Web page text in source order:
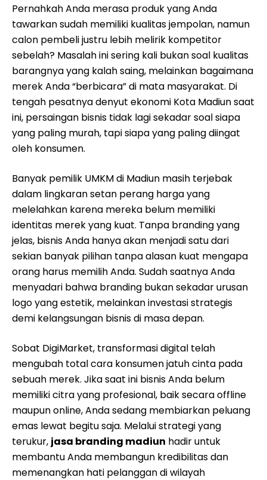
Pernahkah Anda merasa produk yang Anda
tawarkan sudah memiliki kualitas jempolan, namun
calon pembeli justru lebih melirik kompetitor
sebelah? Masalah ini sering kali bukan soal kualitas
barangnya yang kalah saing, melainkan bagaimana
merek Anda “berbicara” di mata masyarakat. Di
tengah pesatnya denyut ekonomi Kota Madiun saat
ini, persaingan bisnis tidak lagi sekadar soal siapa
yang paling murah, tapi siapa yang paling diingat
oleh konsumen.
Banyak pemilik UMKM di Madiun masih terjebak
dalam lingkaran setan perang harga yang
melelahkan karena mereka belum memiliki
identitas merek yang kuat. Tanpa branding yang
jelas, bisnis Anda hanya akan menjadi satu dari
sekian banyak pilihan tanpa alasan kuat mengapa
orang harus memilih Anda. Sudah saatnya Anda
menyadari bahwa branding bukan sekadar urusan
logo yang estetik, melainkan investasi strategis
demi kelangsungan bisnis di masa depan.
Sobat DigiMarket, transformasi digital telah
mengubah total cara konsumen jatuh cinta pada
sebuah merek. Jika saat ini bisnis Anda belum
memiliki citra yang profesional, baik secara offline
maupun online, Anda sedang membiarkan peluang
emas lewat begitu saja. Melalui strategi yang
terukur, jasa branding madiun hadir untuk
membantu Anda membangun kredibilitas dan
memenangkan hati pelanggan di wilayah